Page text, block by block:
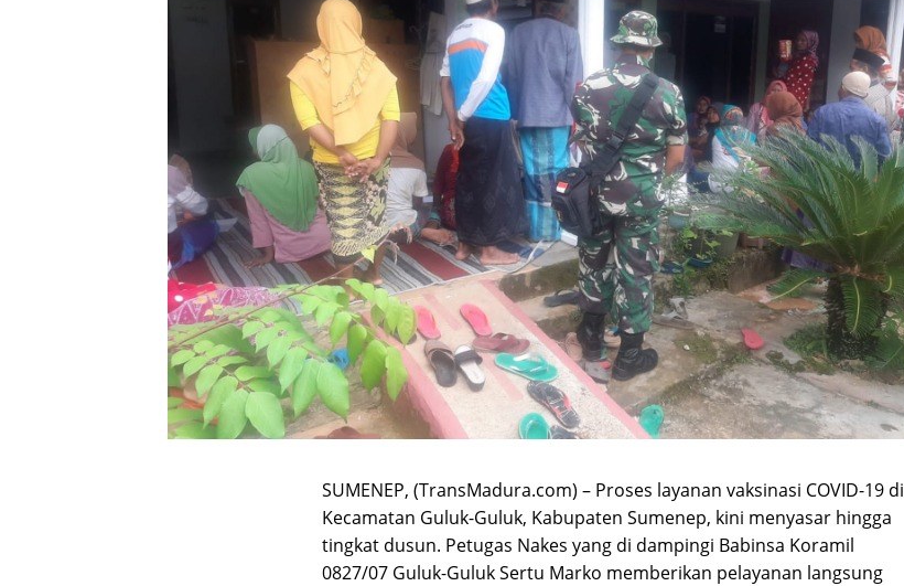
SUMENEP, (TransMadura.com) – Proses layanan vaksinasi COVID-19 di
Kecamatan Guluk-Guluk, Kabupaten Sumenep, kini menyasar hingga
tingkat dusun. Petugas Nakes yang di dampingi Babinsa Koramil
0827/07 Guluk-Guluk Sertu Marko memberikan pelayanan langsung